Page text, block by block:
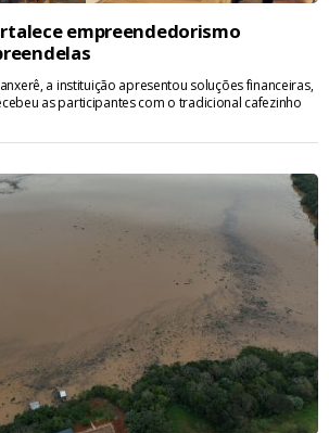
empreendedorismo
a instituição apresentou soluções financeiras,
as participantes com o tradicional cafezinho